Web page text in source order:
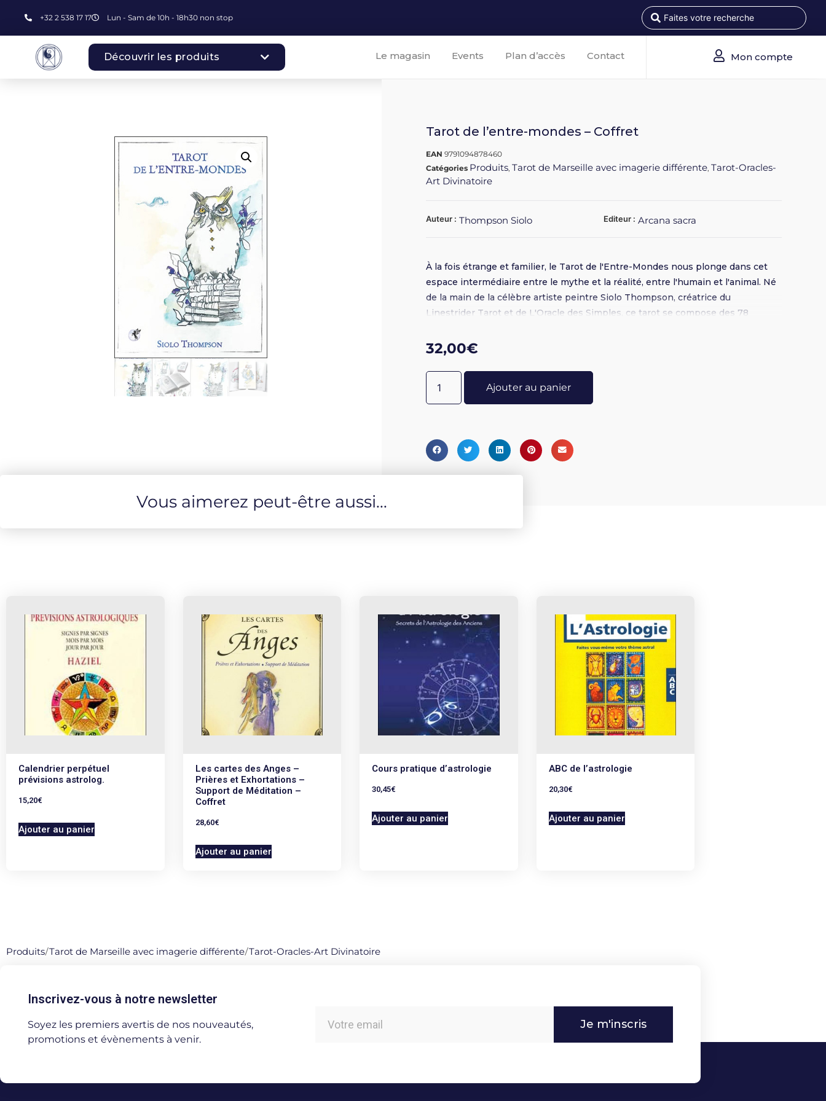
+32 2 538 17 17 Lun - Sam de 10h - 18h30 non stop
Découvrir les produits Le magasin Events Plan d’accès Contact Mon compte
Tarot de l’entre-mondes – Coffret
EAN9791094878460
Catégories Produits,Tarot de Marseille avec imagerie différente,Tarot-Oracles-
Art Divinatoire
Auteur : Thompson Siolo Editeur : Arcana sacra
À la fois étrange et familier, le Tarot de l'Entre-Mondes nous plonge dans cet
espace intermédiaire entre le mythe et la réalité, entre l'humain et l'animal. Né
de la main de la célèbre artiste peintre Siolo Thompson, créatrice du
Linestrider Tarot et de L'Oracle des Simples, ce tarot se compose des 78
accompagne ce jeu unique offre des explications sur chaque carte, ainsi que de
nouvelles analogies sur les plantes, les planètes et le règne animal.
Passionnée, l'auteure y partage ses connaissances qui raviront tant les novices
que les plus érudits. Osez passer de l'autre côté du miroir et ouvrir les portes
de l'entre-mondes, votre voyage initiatique commence !
32,00€
Ajouter au panier
Vous aimerez peut-être aussi...
Calendrier perpétuel
prévisions astrolog.
15,20€
Ajouter au panier
Les cartes des Anges –
Prières et Exhortations –
Support de Méditation –
Coffret
28,60€
Ajouter au panier
Cours pratique d’astrologie
30,45€
Ajouter au panier
ABC de l’astrologie
20,30€
Ajouter au panier
Produits/Tarot de Marseille avec imagerie différente/Tarot-Oracles-Art Divinatoire
Inscrivez-vous à notre newsletter
Soyez les premiers avertis de nos nouveautés,
promotions et évènements à venir.
Je m'inscris